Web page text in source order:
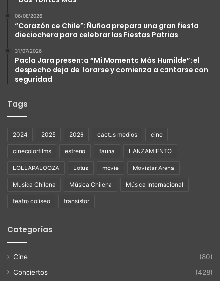
06/08/2026
“Corazón de Chile”: Ñuñoa prepara una gran fiesta
dieciochera para celebrar las Fiestas Patrias
31/07/2026
Paola Jara presenta “Mi Momento Más Humilde”: el
despecho deja de llorarse y comienza a cantarse con
seguridad
Tags
2024 2025 2026 cactus medios cine
cinecolorfilms estreno fauna LANZAMIENTO
LOLLAPALOOZA Lotus movie Movistar Arena
Musica Chilena Música Chilena Música Internacional
teatro coliseo transistor
Categorías
Cine
(80)
Conciertos
(428)